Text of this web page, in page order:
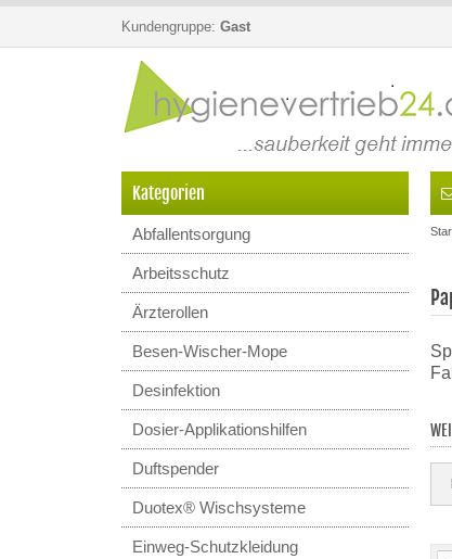
Kundengruppe: Gast
Kategorien
Abfallentsorgung
Arbeitsschutz
Ärzterollen
Besen-Wischer-Mope
Desinfektion
Dosier-Applikationshilfen
Duftspender
Duotex® Wischsysteme
Einweg-Schutzkleidung